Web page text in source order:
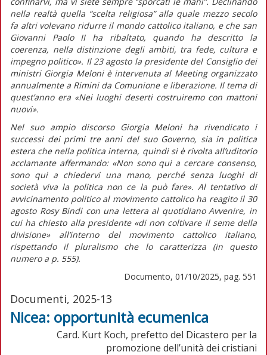
nella realtà quella “scelta religiosa” alla quale mezzo secolo
fa altri volevano ridurre il mondo cattolico italiano, e che san
Giovanni Paolo II ha ribaltato, quando ha descritto la
coerenza, nella distinzione degli ambiti, tra fede, cultura e
impegno politico». Il 23 agosto la presidente del Consiglio dei
ministri Giorgia Meloni è intervenuta al Meeting organizzato
annualmente a Rimini da Comunione e liberazione. Il tema di
quest’anno era «Nei luoghi deserti costruiremo con mattoni
nuovi».
Nel suo ampio discorso Giorgia Meloni ha rivendicato i
successi dei primi tre anni del suo Governo, sia in politica
estera che nella politica interna, quindi si è rivolta all’uditorio
acclamante affermando:«Non sono qui a cercare consenso,
sono qui a chiedervi una mano, perché senza luoghi di
società viva la politica non ce la può fare». Al tentativo di
avvicinamento politico al movimento cattolico ha reagito il 30
agosto Rosy Bindi con una lettera al quotidianoAvvenire, in
cui ha chiesto alla presidente«di non coltivare il seme della
divisione» all’interno del movimento cattolico italiano,
rispettando il pluralismo che lo caratterizza (inquesto
numero a p. 555).
Documento, 01/10/2025, pag. 551
Documenti, 2025-13
Nicea: opportunità ecumenica
Card. Kurt Koch, prefetto del Dicastero per la
promozione dell’unità dei cristiani